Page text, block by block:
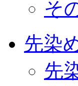
そ
先染
先